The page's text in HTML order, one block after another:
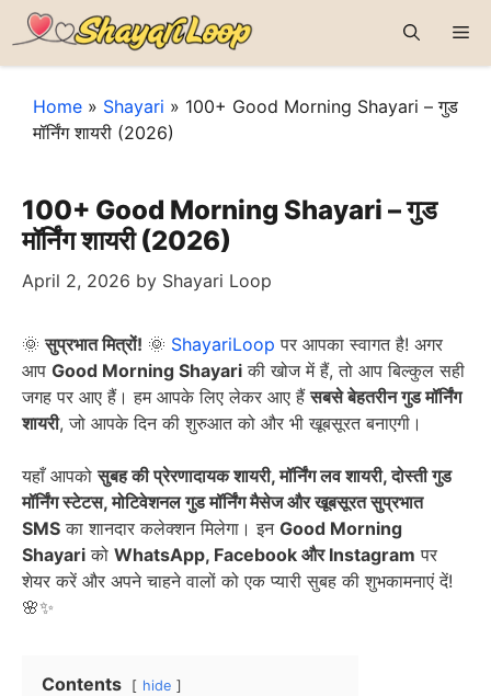
Skip
to
content
Home » Shayari » 100+ Good Morning Shayari – गुड
मॉर्निंग शायरी (2026)
100+ Good Morning Shayari – गुड
मॉर्निंग शायरी (2026)
April 2, 2026 by Shayari Loop
🌞सुप्रभात मित्रों! 🌞 ShayariLoop पर आपका स्वागत है! अगर
आप Good Morning Shayari की खोज में हैं, तो आप बिल्कुल सही
जगह पर आए हैं। हम आपके लिए लेकर आए हैंसबसे बेहतरीन गुड मॉर्निंग
शायरी, जो आपके दिन की शुरुआत को और भी खूबसूरत बनाएगी।
यहाँ आपकोसुबह की प्रेरणादायक शायरी, मॉर्निंग लव शायरी, दोस्ती गुड
मॉर्निंग स्टेटस, मोटिवेशनल गुड मॉर्निंग मैसेज और खूबसूरत सुप्रभात
SMS का शानदार कलेक्शन मिलेगा। इन Good Morning
Shayari को WhatsApp, Facebook और Instagram पर
शेयर करें और अपने चाहने वालों को एक प्यारी सुबह की शुभकामनाएं दें!
🌸✨
Contents hide